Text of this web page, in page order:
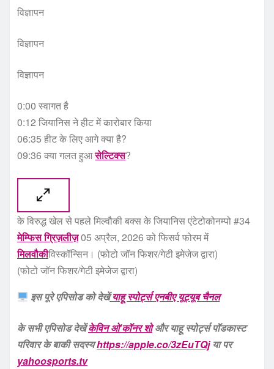
विज्ञापन
विज्ञापन
विज्ञापन
0:00 स्वागत है
0:12 जियानिस ने हीट में कारोबार किया
06:35 हीट के लिए आगे क्या है?
09:36 क्या गलत हुआसेल्टिक्स?
के विरुद्ध खेल से पहले मिल्वौकी बक्स के जियानिस एंटेटोकोनम्पो #34
मेम्फिस ग्रिज़लीज़05 अप्रैल, 2026 को फिसर्व फोरम में
मिलवौकीविस्कॉन्सिन। (फोटो जॉन फिशर/गेटी इमेजेज द्वारा)
(फोटो जॉन फिशर/गेटी इमेजेज द्वारा)
इस पूरे एपिसोड को देखेंयाहू स्पोर्ट्स एनबीए यूट्यूब चैनल
के सभी एपिसोड देखेंकेविन ओ’कॉनर शोऔर याहू स्पोर्ट्स पॉडकास्ट
परिवार के बाकी सदस्यhttps://apple.co/3zEuTQjया पर
yahoosports.tv